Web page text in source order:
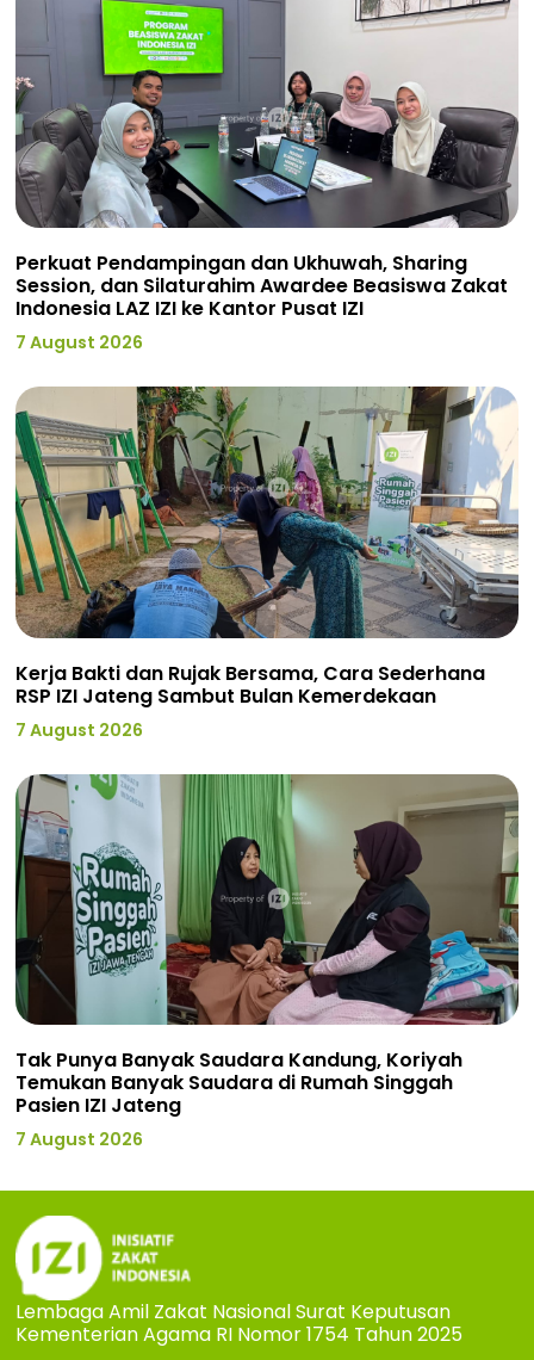
Perkuat Pendampingan dan Ukhuwah, Sharing
Session, dan Silaturahim Awardee Beasiswa Zakat
Indonesia LAZ IZI ke Kantor Pusat IZI
7 August 2026
Kerja Bakti dan Rujak Bersama, Cara Sederhana
RSP IZI Jateng Sambut Bulan Kemerdekaan
7 August 2026
Tak Punya Banyak Saudara Kandung, Koriyah
Temukan Banyak Saudara di Rumah Singgah
Pasien IZI Jateng
7 August 2026
Lembaga Amil Zakat Nasional Surat Keputusan
Kementerian Agama RI Nomor 1754 Tahun 2025